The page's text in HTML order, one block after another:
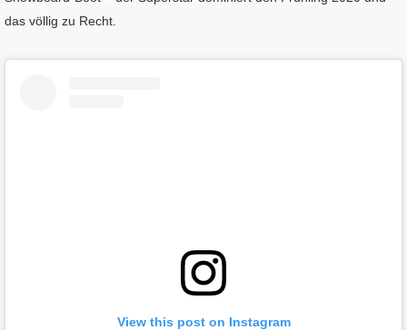
das völlig zu Recht.
View this post on Instagram